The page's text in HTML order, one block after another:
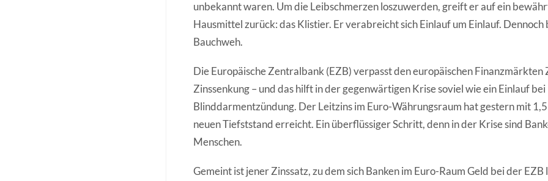
unbekannt waren. Um die Leibschmerzen loszuwerden, greift er auf ein
Hausmittel zurück: das Klistier. Er verabreicht sich Einlauf um Einlauf. Dennoch
Bauchweh.
Die Europäische Zentralbank (EZB) verpasst den europäischen Finanzmärkten
Zinssenkung – und das hilft in der gegenwärtigen Krise soviel wie ein Einlauf bei
Blinddarmentzündung. Der Leitzins im Euro-Währungsraum hat gestern mit
neuen Tiefststand erreicht. Ein überflüssiger Schritt, denn in der Krise sind
Menschen.
Gemeint ist jener Zinssatz, zu dem sich Banken im Euro-Raum Geld bei der EZB